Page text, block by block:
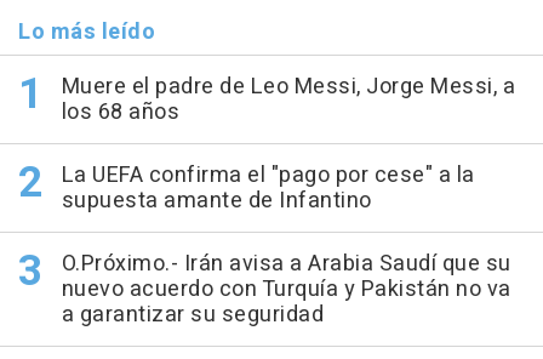
Lo más leído
Muere el padre de Leo Messi, Jorge Messi, a
los 68 años
La UEFA confirma el "pago por cese" a la
supuesta amante de Infantino
O.Próximo.- Irán avisa a Arabia Saudí que su
nuevo acuerdo con Turquía y Pakistán no va
a garantizar su seguridad